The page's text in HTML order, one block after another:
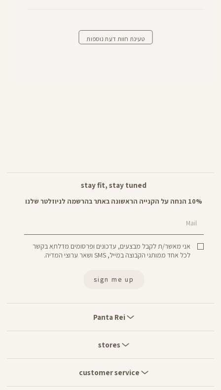
טעינת חוות דעת נוספות
Rei
Panta Rei
stores
service
customer service
stay fit, stay tuned
10% הנחה על הקנייה הראשונה באתר בהרשמה לניוזלטר שלנו
Mail
אני מאשר/ת לקבל מבצעים, עדכונים ופרסומים מדלתא בקשר
לכל אחד ממותגי הקבוצה במייל, SMS ושאר ערוצי המדיה.
sign me up